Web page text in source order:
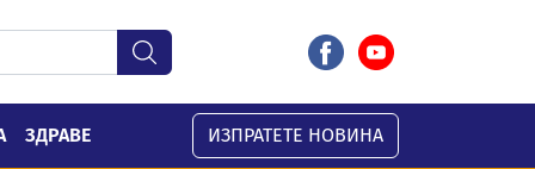
ЗДРАВЕ ИЗПРАТЕТЕ НОВИНА